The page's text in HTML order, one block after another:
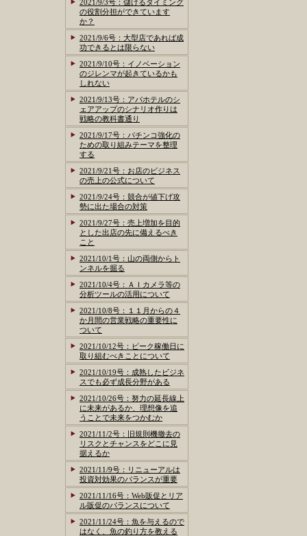
2021/9/3号：儲けるタイミング
の役割分担ができています
か？
2021/9/6号：大型店であれば成
功できるとは限らない
2021/9/10号：イノベーション
のジレンマが起きているかも
しれない
2021/9/13号：アパホテルのシ
ェアアップのシナリオ作りは
戦略の教科書通り
2021/9/17号：パチンコ強化の
ための取り組みテーマを整理
する
2021/9/21号：お店のビジネス
の売上の公式について
2021/9/24号：競合が値下げ攻
勢に出た場合の対策
2021/9/27号：売上増加を目的
とした出店の先に備えるべき
こと
2021/10/1号：山の両側からト
ンネルを掘る
2021/10/4号：ＡＩカメラ等の
分析ツールの活用について
2021/10/8号：１１月からの４
か月間の営業戦略の重要性に
ついて
2021/10/12号：ピーク稼働日に
取り組むべきことについて
2021/10/19号：成熟したビジネ
スでも必ず成長分野がある
2021/10/26号：努力の延長線上
に未来があるか、理想像を追
うことで未来をつかむか
2021/11/2号：旧規則機撤去の
リスクとチャンスをどこに見
据えるか
2021/11/9号：リニューアルは
投資対効果のバランスが重要
2021/11/16号：Web販促とリア
ル販促のバランスについて
2021/11/24号：魚を与えるので
はなく、魚の釣り方を教える